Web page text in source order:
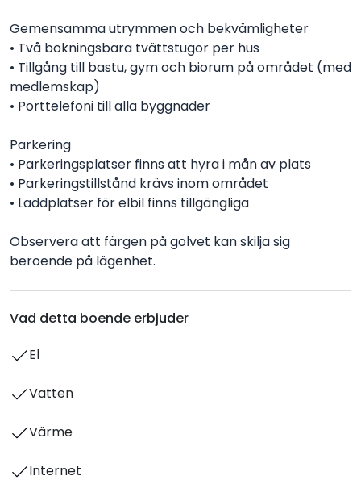
Gemensamma utrymmen och bekvämligheter
• Två bokningsbara tvättstugor per hus
• Tillgång till bastu, gym och biorum på området (med
medlemskap)
• Porttelefoni till alla byggnader
Parkering
• Parkeringsplatser finns att hyra i mån av plats
• Parkeringstillstånd krävs inom området
• Laddplatser för elbil finns tillgängliga
Observera att färgen på golvet kan skilja sig
beroende på lägenhet.
Vad detta boende erbjuder
El
Vatten
Värme
Internet